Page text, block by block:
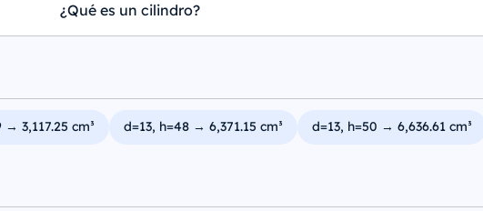
¿Qué es un cilindro?
→ 3,117.25 cm³ d=13, h=48 → 6,371.15 cm³ d=13, h=50 → 6,636.61 cm³